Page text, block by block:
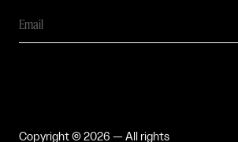
Copyright © 2026 — All rights